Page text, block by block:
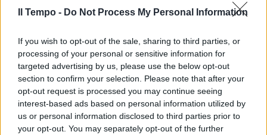
Il Tempo - Do Not Process My Personal Information
If you wish to opt-out of the sale, sharing to third parties, or
processing of your personal or sensitive information for
targeted advertising by us, please use the below opt-out
section to confirm your selection. Please note that after your
opt-out request is processed you may continue seeing
interest-based ads based on personal information utilized by
us or personal information disclosed to third parties prior to
your opt-out. You may separately opt-out of the further